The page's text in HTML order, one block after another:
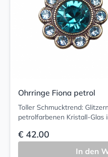
Ohrringe Fiona petrol
Toller Schmucktrend:
petrolfarbenen Kristall-Glas
€ 42.00
In den